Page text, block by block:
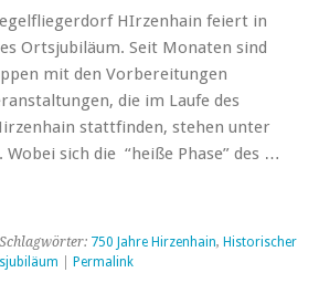
HIrzenhain feiert in
Ortsjubiläum. Seit Monaten sind
mit den Vorbereitungen
die im Laufe des
stattfinden, stehen unter
sich die “heiße Phase” des …
750 Jahre Hirzenhain, Historischer
Permalink